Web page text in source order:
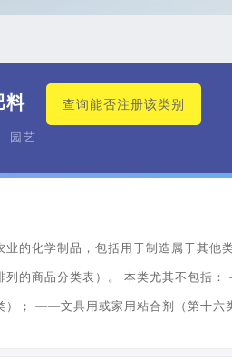
料 查询能否注册该类别
园艺...
业的化学制品，包括用于制造属于
列的商品分类表）。 本类尤其不包
）； ——文具用或家用粘合剂（第十